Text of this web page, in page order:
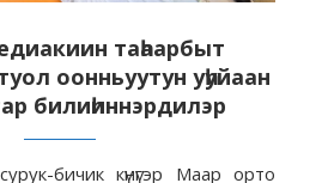
таһаарбыт
оонньуутун уһуйаан
билиһиннэрдилэр
бичик күнүгэр Маар орто